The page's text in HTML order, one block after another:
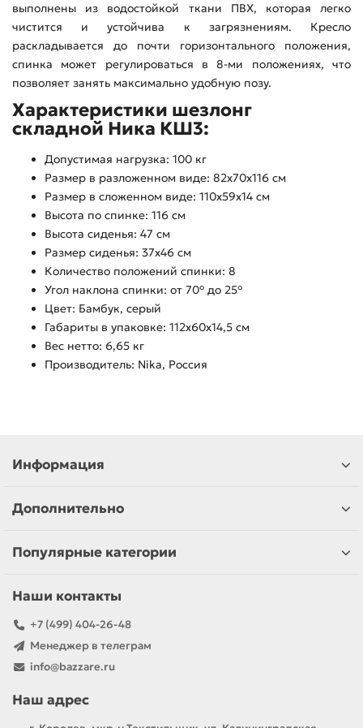
выполнены из водостойкой ткани ПВХ, которая легко
чистится и устойчива к загрязнениям. Кресло
раскладывается до почти горизонтального положения,
спинка может регулироваться в 8-ми положениях, что
позволяет занять максимально удобную позу.
Характеристики шезлонг
складной Ника КШ3:
Допустимая нагрузка: 100 кг
Размер в разложенном виде: 82х70х116 см
Размер в сложенном виде: 110х59х14 см
Высота по спинке: 116 см
Высота сиденья: 47 см
Размер сиденья: 37х46 см
Количество положений спинки: 8
Угол наклона спинки: от 70° до 25°
Цвет: Бамбук, серый
Габариты в упаковке: 112х60х14,5 см
Вес нетто: 6,65 кг
Производитель: Nika, Россия
Информация
Дополнительно
Популярные категории
Наши контакты
+7 (499) 404-26-48
Менеджер в телеграм
info@bazzare.ru
Наш адрес